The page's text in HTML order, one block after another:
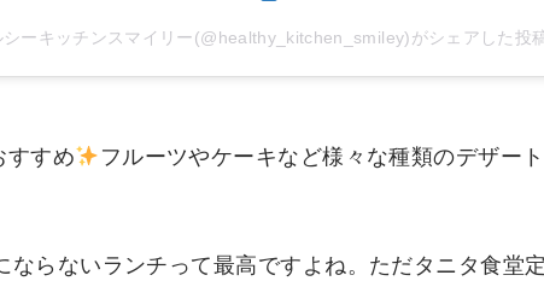
シーキッチンスマイリー(@healthy_kitchen_smiley)がシェアした投
すめ フルーツやケーキなど様々な種類のデザー
らないランチって最高ですよね。ただタニタ食堂